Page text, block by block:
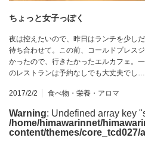
ちょっと女子っぽく
夜は控えたいので、昨日はランチを少し
待ち合わせて。この前、コールドプレス
かったので、行きたかったエルカフェ。
のレストランは予約なしでも大丈夫でし…
2017/2/2 食べ物・栄養・アロマ
Warning: Undefined array key
/home/himawarinnet/
content/themes/core_tcd027/